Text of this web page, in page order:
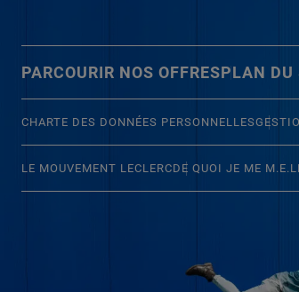
PARCOURIR NOS OFFRESPLAN DU
CHARTE DES DONNÉES PERSONNELLES
LE MOUVEMENT LECLERCDE QUOI JE ME M.E.L